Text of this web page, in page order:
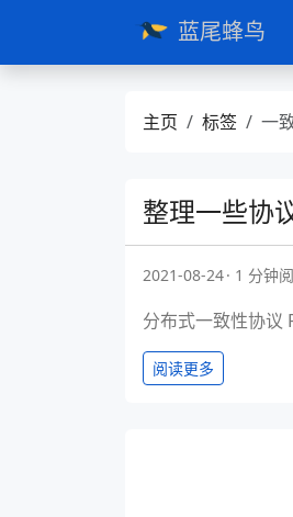
蓝尾蜂鸟
主页 标签 一
整理一些协
2021-08-24 1 分钟
分布式一致性协议
阅读更多